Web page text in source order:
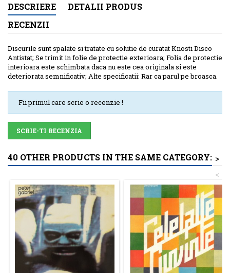
DESCRIERE
DETALII PRODUS
RECENZII
Discurile sunt spalate si tratate cu solutie de curatat Knosti Disco
Antistat; Se trimit in folie de protectie exterioara; Folia de protectie
interioara este schimbata daca nu este cea originala si este
deteriorata semnificativ; Alte specificatii: Rar ca parul pe broasca.
Fii primul care scrie o recenzie !
SCRIE-TI RECENZIA
40 OTHER PRODUCTS IN THE SAME CATEGORY: >
<